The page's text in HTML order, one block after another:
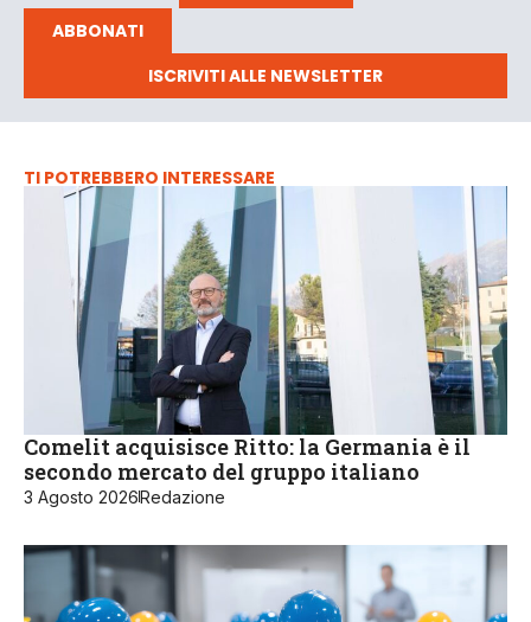
ABBONATI
ISCRIVITI ALLE NEWSLETTER
TI POTREBBERO INTERESSARE
Comelit acquisisce Ritto: la Germania è il
secondo mercato del gruppo italiano
3 Agosto 2026Redazione